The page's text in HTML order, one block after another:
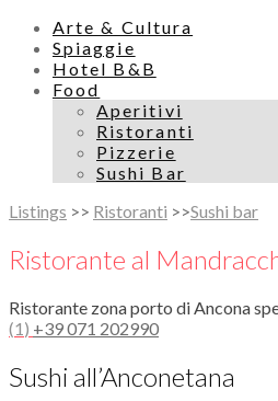
Arte & Cultura
Spiaggie
Hotel B&B
Food
Aperitivi
Ristoranti
Pizzerie
Sushi Bar
Listings >> Ristoranti >>Sushi bar
Ristorante al
Ristorante zona porto di Ancona
(1 ) +39 071 202990
Sushi all’Anconetana